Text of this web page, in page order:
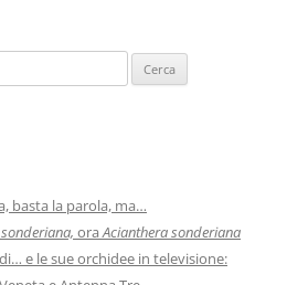
basta la parola, ma…
ora Acianthera sonderiana
e le sue orchidee in televisione: